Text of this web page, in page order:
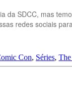
SDCC, mas
redes sociais
Con, Séries,